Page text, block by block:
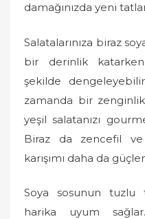
damağınızda yeni
Salatalarınıza biraz
bir derinlik
şekilde
zamanda bir zenginlik
yeşil salatanızı
Biraz da zencefil ve
karışımı daha da
Soya sosunun tuzlu
harika uyum